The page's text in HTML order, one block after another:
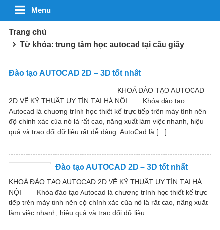
Menu
Trang chủ
Từ khóa: trung tâm học autocad tại cầu giấy
Đào tạo AUTOCAD 2D – 3D tốt nhất
KHOÁ ĐÀO TẠO AUTOCAD
2D VẼ KỸ THUẬT UY TÍN TẠI HÀ NỘI Khóa đào tạo
Autocad là chương trình học thiết kế trực tiếp trên máy tính nên
độ chính xác của nó là rất cao, năng xuất làm việc nhanh, hiệu
quả và trao đổi dữ liệu rất dễ dàng. AutoCad là […]
Đào tạo AUTOCAD 2D – 3D tốt nhất
KHOÁ ĐÀO TẠO AUTOCAD 2D VẼ KỸ THUẬT UY TÍN TẠI HÀ
NỘI Khóa đào tạo Autocad là chương trình học thiết kế trực
tiếp trên máy tính nên độ chính xác của nó là rất cao, năng xuất
làm việc nhanh, hiệu quả và trao đổi dữ liệu...